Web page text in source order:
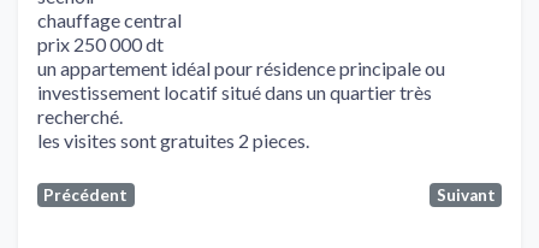
chauffage central
prix 250 000 dt
un appartement idéal pour résidence principale ou
investissement locatif situé dans un quartier très
recherché.
les visites sont gratuites 2 pieces.
Précédent Suivant